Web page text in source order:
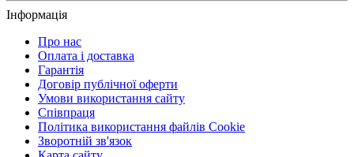
Інформація
Про нас
Оплата і доставка
Гарантія
Договір публічної оферти
Умови використання сайту
Співпраця
Політика використання файлів Cookie
Зворотній зв'язок